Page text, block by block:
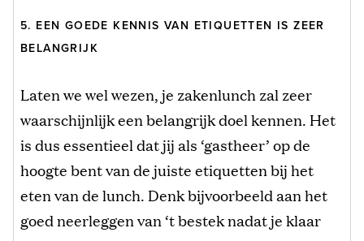
5. EEN GOEDE KENNIS VAN ETIQUETTEN IS ZEER
BELANGRIJK
Laten we wel wezen, je zakenlunch zal zeer
waarschijnlijk een belangrijk doel kennen. Het
is dus essentieel dat jij als ‘gastheer’ op de
hoogte bent van de juiste etiquetten bij het
eten van de lunch. Denk bijvoorbeeld aan het
goed neerleggen van ‘t bestek nadat je klaar